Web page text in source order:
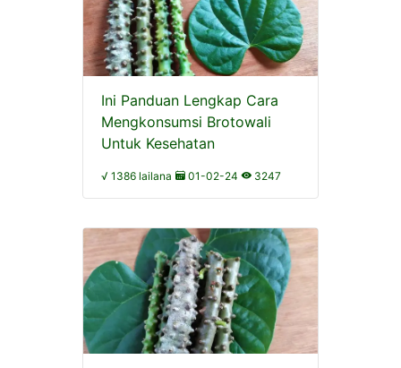
Ini Panduan Lengkap Cara
Mengkonsumsi Brotowali
Untuk Kesehatan
√ 1386 lailana 01-02-24 3247